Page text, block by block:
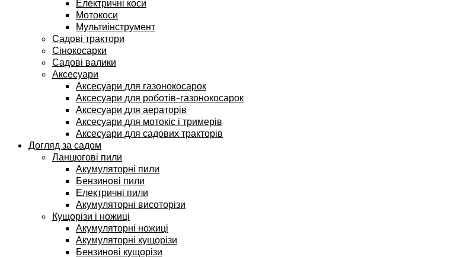
Електричні коси
Мотокоси
Мультиінструмент
Садові трактори
Сінокосарки
Садові валики
Аксесуари
Аксесуари для газонокосарок
Аксесуари для роботів-газонокосарок
Аксесуари для аераторів
Аксесуари для мотокіс і тримерів
Аксесуари для садових тракторів
Догляд за садом
Ланцюгові пили
Акумуляторні пили
Бензинові пили
Електричні пили
Акумуляторні висоторізи
Кущорізи і ножиці
Акумуляторні ножиці
Акумуляторні кущорізи
Бензинові кущорізи